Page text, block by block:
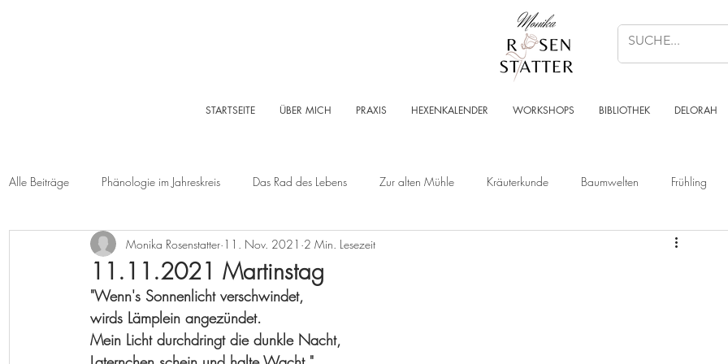
STARTSEITE ÜBER MICH PRAXIS HEXENKALENDER WORKSHOPS BIBLIOTHEK DELORAH
Alle Beiträge Phänologie im Jahreskreis Das Rad des Lebens Zur alten Mühle Kräuterkunde Baumwelten Frühling
Herbst Winter Log-Buch Garten Krafttier - Botschaften
Lebensleichte Ernährung Naturkosmetik
11.11.2021 Martinstag
Monika Rosenstatter 11. Nov. 2021 2 Min. Lesezeit
"Wenn's Sonnenlicht verschwindet,
wirds Lämplein angezündet.
Mein Licht durchdringt die dunkle Nacht,